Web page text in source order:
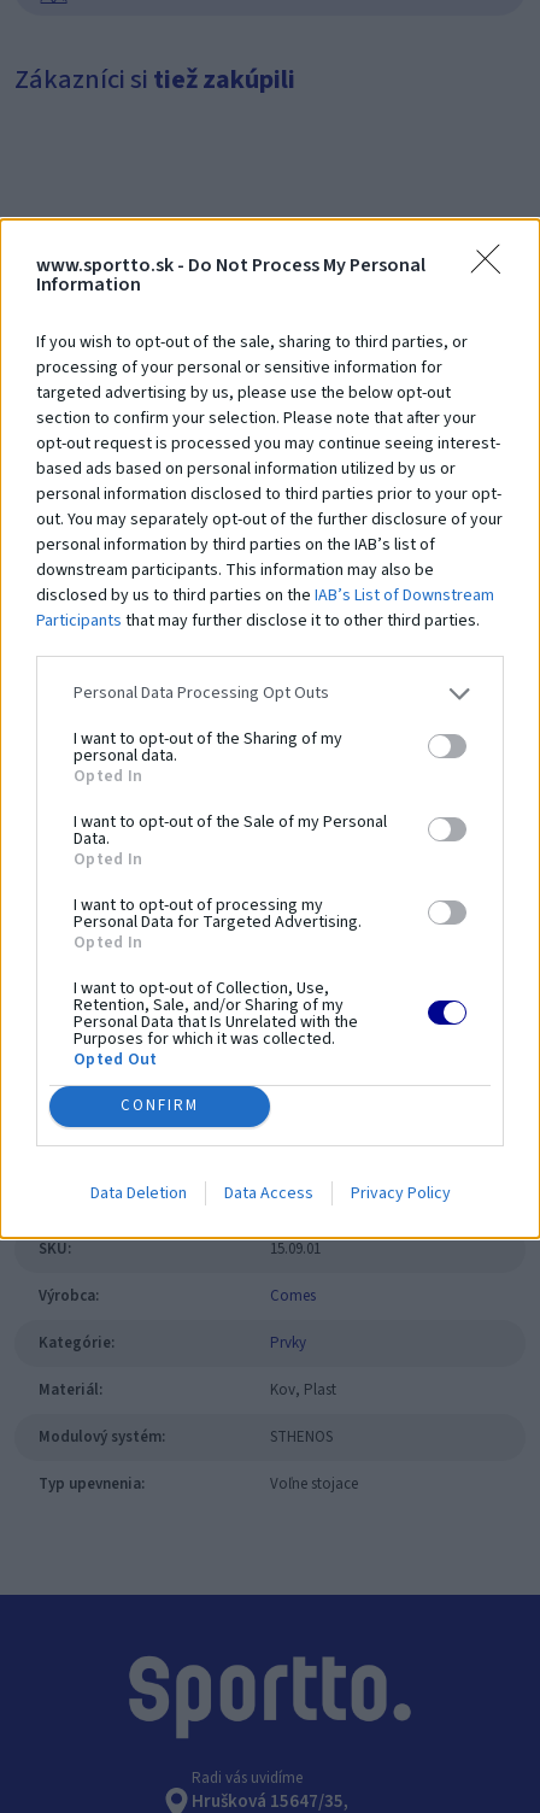
www.sportto.sk - Do Not Process My Personal
Information
If you wish to opt-out of the sale, sharing to third parties, or
processing of your personal or sensitive information for
targeted advertising by us, please use the below opt-out
section to confirm your selection. Please note that after your
opt-out request is processed you may continue seeing interest-
based ads based on personal information utilized by us or
personal information disclosed to third parties prior to your opt-
out. You may separately opt-out of the further disclosure of your
personal information by third parties on the IAB’s list of
downstream participants. This information may also be
disclosed by us to third parties on the IAB’s List of Downstream
Participants that may further disclose it to other third parties.
Personal Data Processing Opt Outs
I want to opt-out of the Sharing of my
personal data.
Opted In
I want to opt-out of the Sale of my Personal
Data.
Opted In
I want to opt-out of processing my
Personal Data for Targeted Advertising.
Opted In
I want to opt-out of Collection, Use,
Retention, Sale, and/or Sharing of my
Personal Data that Is Unrelated with the
Purposes for which it was collected.
Opted Out
CONFIRM
Data Deletion Data Access Privacy Policy
Zákazníci si tiež zakúpili
Debna 1000 x 1000 x 900
Na dopyt
Čo robí tentoprodukt
výnimočným?
Systém STHENOS je sada vybavenia určeného pre cvičenie Street workoutu.
Pozostáva z hrázd, bradiel, lavíc a plošín, kombinovaných v rôznych
zostavách. Ich používanie je založené na využití hmotnosti vlastného tela.
Prvky vám umožňujú vykonávať cvičenia rôznej obtiažnosti: tie
najjednoduchšie, ako aj pokročilejšie. Práve preto sú tréningové zostavy z
prvkovSTHENOSurčené pre širokú skupinu používateľov. Navyše je systém
využiteľný pri telovýchovných cvičeniach, športovom a brannom výcviku a
iných formách všeobecného telesného rozvoja. Použitie pevných a
odolných materiálov a vhodné konštrukčné riešenia zaisťujú odolnosť
zariadení a bezpečnosť používania.
Šírka zariadenia:
400 mm
Výška zariadenia:
Bezpečnostná norma:
PN-EN 16630:2015-06
Kapacita:
1 osoba
Veková kategória:
Výška voľného pádu:
2250 mm
Dĺžka bezpečnostnej zóny: 6350 mm
Šírka bezpečnostnej zóny:
5700 mm
Plocha bezpečnostnej zóny:-
Obvod bezpečnostnej zóny:
Parametre
SKU: 15.09.01
Výrobca: Comes
Kategórie: Prvky
Materiál: Kov, Plast
Modulový systém: STHENOS
Typ upevnenia: Voľne stojace
Radi vás uvidíme
Hrušková 15647/35,